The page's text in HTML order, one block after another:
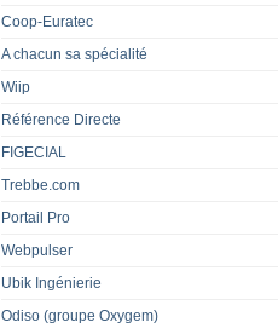
Coop-Euratec
A chacun sa spécialité
Wiip
Référence Directe
FIGECIAL
Trebbe.com
Portail Pro
Webpulser
Ubik Ingénierie
Odiso (groupe Oxygem)